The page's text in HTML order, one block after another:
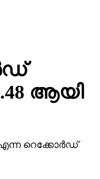
ആയി
എന്ന റെക്കോര്‍ഡ്